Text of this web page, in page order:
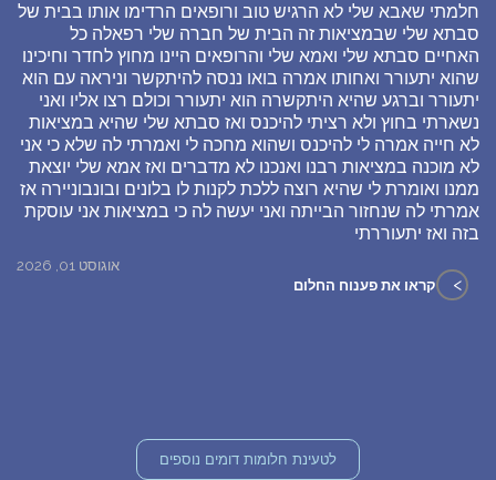
חלמתי שאבא שלי לא הרגיש טוב ורופאים הרדימו אותו בבית של
סבתא שלי שבמציאות זה הבית של חברה שלי רפאלה כל
האחיים סבתא שלי ואמא שלי והרופאים היינו מחוץ לחדר וחיכינו
שהוא יתעורר ואחותו אמרה בואו ננסה להיתקשר וניראה עם הוא
יתעורר וברגע שהיא היתקשרה הוא יתעורר וכולם רצו אליו ואני
נשארתי בחוץ ולא רציתי להיכנס ואז סבתא שלי שהיא במציאות
לא חייה אמרה לי להיכנס ושהוא מחכה לי ואמרתי לה שלא כי אני
לא מוכנה במציאות רבנו ואנכנו לא מדברים ואז אמא שלי יוצאת
ממנו ואומרת לי שהיא רוצה ללכת לקנות לו בלונים ובונבוניירה אז
אמרתי לה שנחזור הבייתה ואני יעשה לה כי במציאות אני עוסקת
בזה ואז יתעוררתי
אוגוסט 01, 2026
> קראו את פענוח החלום
לטעינת חלומות דומים נוספים